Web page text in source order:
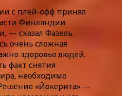
с плей-офф принял
Финляндии
— сказал Фазель.
очень сложная
здоровье людей.
факт снятия
необходимо
«Йокерита» —